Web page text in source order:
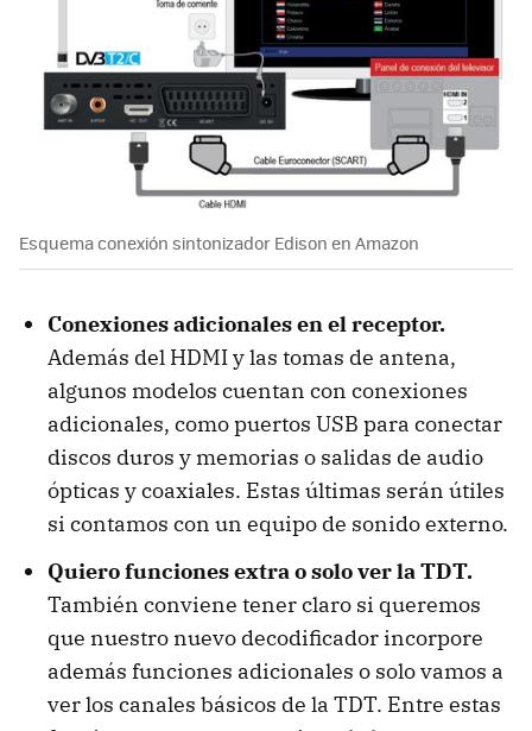
Esquema conexión sintonizador Edison en Amazon
Conexiones adicionales en el receptor.
Además del HDMI y las tomas de antena,
algunos modelos cuentan con conexiones
adicionales, como puertos USB para conectar
discos duros y memorias o salidas de audio
ópticas y coaxiales. Estas últimas serán útiles
si contamos con un equipo de sonido externo.
Quiero funciones extra o solo ver la TDT.
También conviene tener claro si queremos
que nuestro nuevo decodificador incorpore
además funciones adicionales o solo vamos a
ver los canales básicos de la TDT. Entre estas